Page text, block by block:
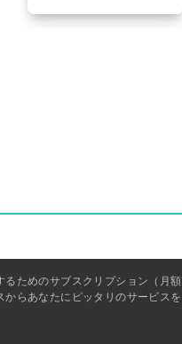
ためのサブスクリプション（月
らあなたにピッタリのサービス